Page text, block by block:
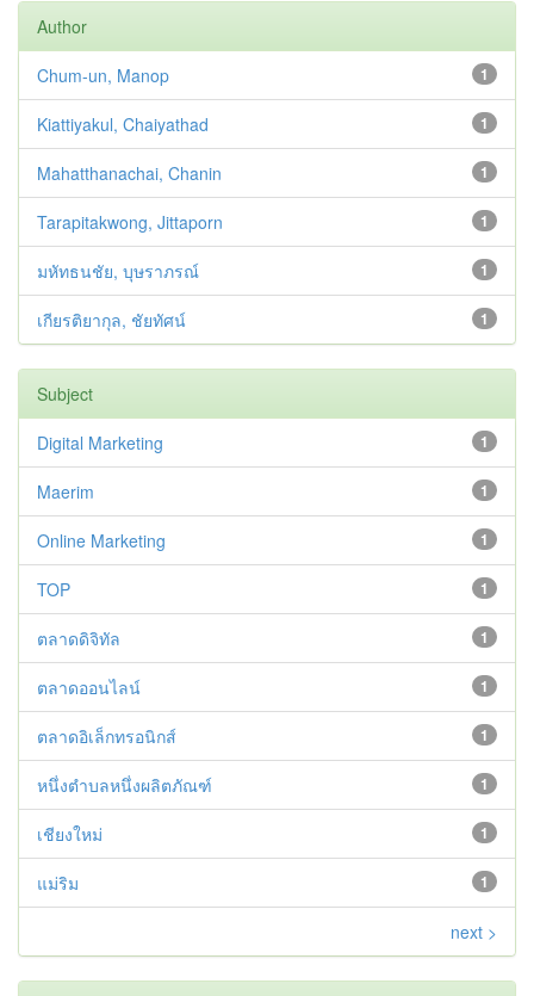
Author
1
Chum-un, Manop
1
Kiattiyakul, Chaiyathad
1
Mahatthanachai, Chanin
1
Tarapitakwong, Jittaporn
1
มหัทธนชัย, บุษราภรณ์
1
เกียรติยากุล, ชัยทัศน์
Subject
1
Digital Marketing
1
Maerim
1
Online Marketing
1
TOP
1
ตลาดดิจิทัล
1
ตลาดออนไลน์
1
ตลาดอิเล็กทรอนิกส์
1
หนึ่งตำบลหนึ่งผลิตภัณฑ์
1
เชียงใหม่
1
แม่ริม
next >